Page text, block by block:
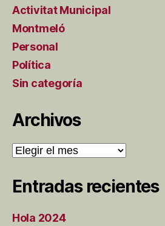
Activitat Municipal
Montmeló
Personal
Política
Sin categoría
Archivos
Archivos
Entradas recientes
Hola 2024